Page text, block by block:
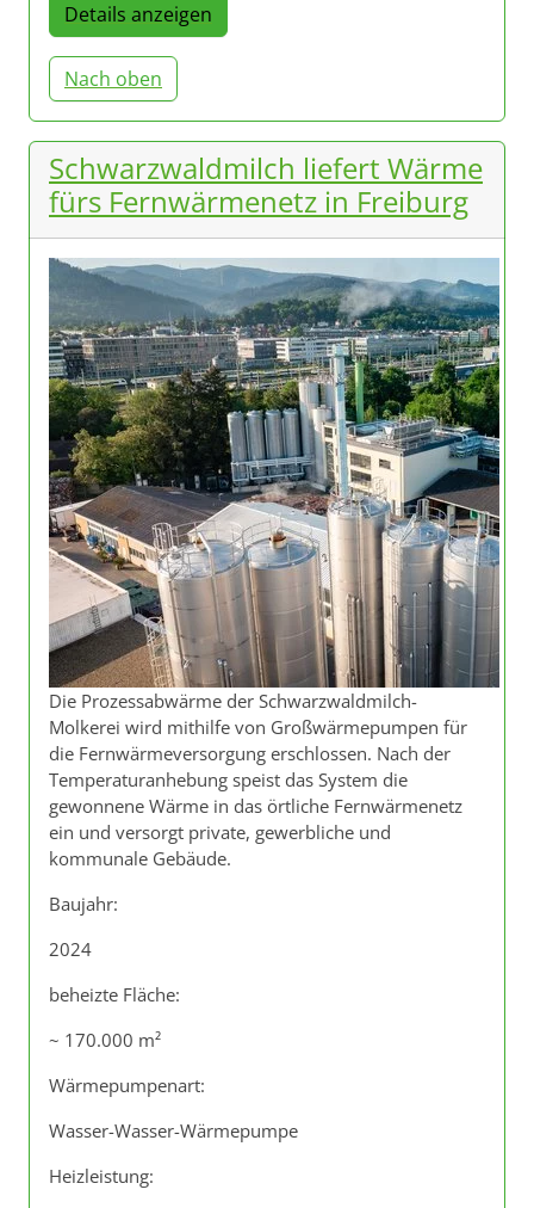
Details anzeigen
Nach oben
Schwarzwaldmilch liefert Wärme
fürs Fernwärmenetz in Freiburg
Die Prozessabwärme der Schwarzwaldmilch-
Molkerei wird mithilfe von Großwärmepumpen für
die Fernwärmeversorgung erschlossen. Nach der
Temperaturanhebung speist das System die
gewonnene Wärme in das örtliche Fernwärmenetz
ein und versorgt private, gewerbliche und
kommunale Gebäude.
Baujahr:
2024
beheizte Fläche:
~ 170.000 m²
Wärmepumpenart:
Wasser-Wasser-Wärmepumpe
Heizleistung: